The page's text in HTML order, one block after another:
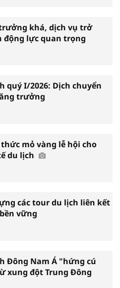
khá, dịch vụ trở
động lực quan trọng
quý I/2026: Dịch chuyển
trưởng
mỏ vàng lễ hội cho
du lịch
các tour du lịch liên kết
vững
Đông Nam Á "hứng cú
xung đột Trung Đông